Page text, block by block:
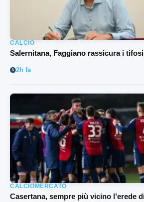
CALCIO
Salernitana, Faggiano rassicura i
2h fa
CALCIOMERCATO
Casertana, sempre più vicino l’erede